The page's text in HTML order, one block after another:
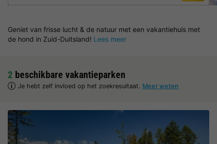
Geniet van frisse lucht & de natuur met een vakantiehuis met
de hond in Zuid-Duitsland! Lees meer
2 beschikbare vakantieparken
Je hebt zelf invloed op het zoekresultaat. Meer weten